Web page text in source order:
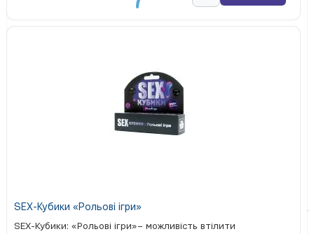
SEX-Кубики «Рольові ігри»
SEX-Кубики: «Рольові ігри»– можливість втілити